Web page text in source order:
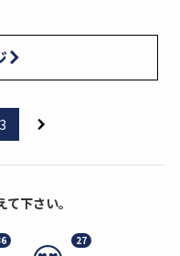
3
下さい。
27